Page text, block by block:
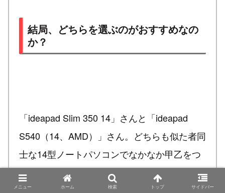
結局、どちらを選ぶのがおすすめなの
か？
「ideapad Slim 350 14」さんと「ideapad
S540（14、AMD）」さん。どちらも似た者同
士な14型ノートパソコンでなかなか甲乙をつ
けがたい商品ではありますね。
メニュー ホーム 検索 トップ サイドバー